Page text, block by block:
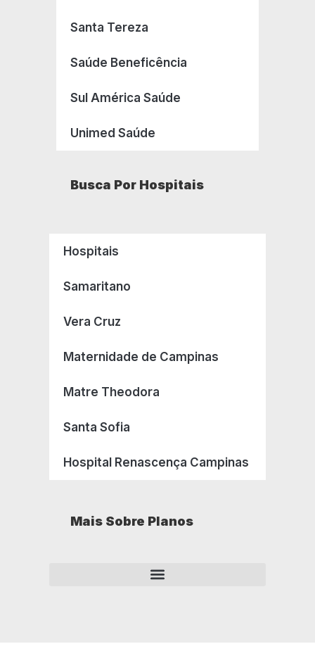
Santa Tereza
Saúde Beneficência
Sul América Saúde
Unimed Saúde
Busca Por Hospitais
Hospitais
Samaritano
Vera Cruz
Maternidade de Campinas
Matre Theodora
Santa Sofia
Hospital Renascença Campinas
Mais Sobre Planos